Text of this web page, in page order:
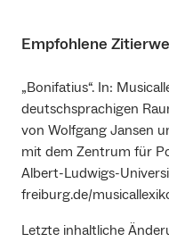
Empfohlene
„Bonifatius“. In:
deutschsprachigen
von Wolfgang Jansen
mit dem Zentrum für
Albert-Ludwigs-
freiburg.de/
Letzte inhaltliche